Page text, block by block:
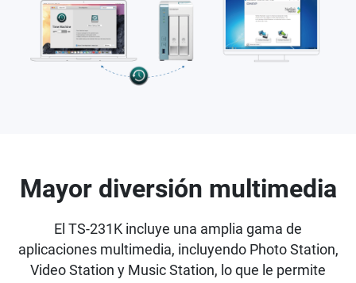
Mayor diversión multimedia
El TS-231K incluye una amplia gama de
aplicaciones multimedia, incluyendo Photo Station,
Video Station y Music Station, lo que le permite